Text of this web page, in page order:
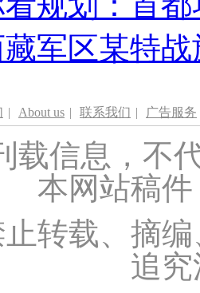
军区某特
| About us | 联系我们 | 广告服务
载信息，不
本网站稿
转载、摘
追